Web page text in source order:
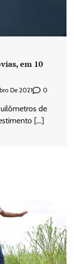
em 10
De 2021 0
de
[…]